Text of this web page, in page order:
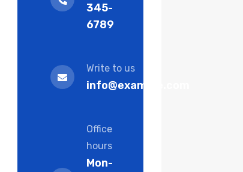
345-
6789
Write to us
info@example.com
Office
hours
Mon-